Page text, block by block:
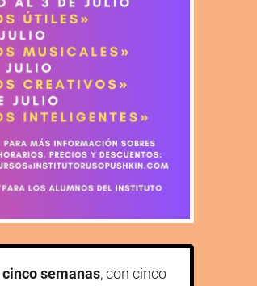
cinco semanas, con cinco